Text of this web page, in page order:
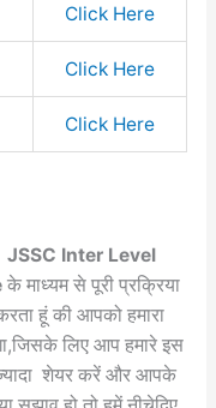
Click Here
Click Here
Click Here
JSSC Inter Level
के माध्यम से पूरी प्रक्रिया
हूं की आपको हमारा
लिए आप हमारे इस
शेयर करें और आपके